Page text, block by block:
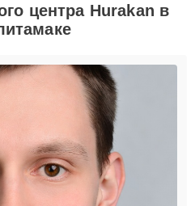
центра Hurakan в